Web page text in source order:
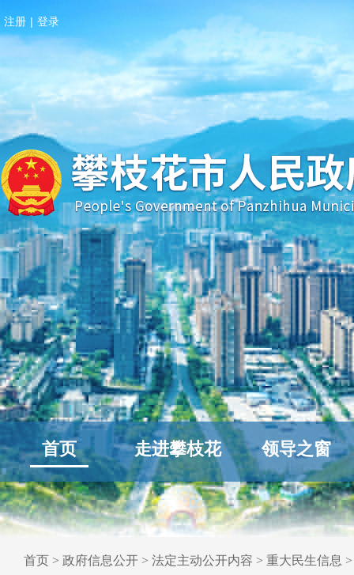
注册 | 登录
首页 走进攀枝花 领导之窗
首页 > 政府信息公开 > 法定主动公开内容 > 重大民生信息